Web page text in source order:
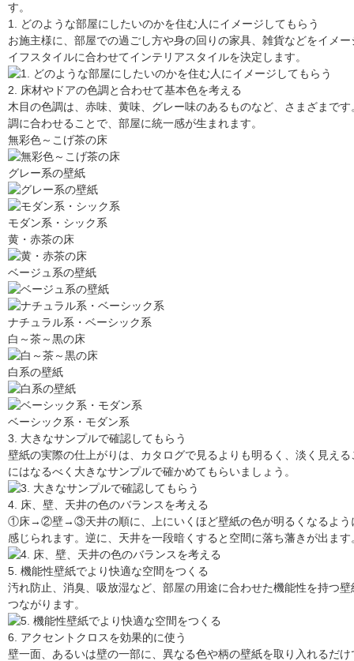
す。
1. どのような部屋にしたいのかを住む人にイメージしてもらう
お施主様に、部屋での過ごし方や身の回りの家具、雑貨などをイメ
イフスタイルに合わせてインテリアスタイルを決定します。
2. 床材やドアの色調と合わせて基本色を考える
木目の色調は、赤味、黄味、グレー味のあるものなど、さまざまで
調に合わせることで、部屋に統一感が生まれます。
無彩色～こげ茶の床
グレー系の壁紙
モダン系・シック系
黄・赤茶の床
ベージュ系の壁紙
ナチュラル系・ベーシック系
白～茶～黒の床
白系の壁紙
ベーシック系・モダン系
3. 大きなサンプルで確認してもらう
壁紙の実際の仕上がりは、カタログで見るよりも明るく、淡く見え
にはなるべく大きなサンプルで確かめてもらいましょう。
4. 床、壁、天井の色のバランスを考える
①床→②壁→③天井の順に、上にいくほど壁紙の色が明るくなるよう
感じられます。逆に、天井を一段暗くすると空間に落ち藩きが出ます
5. 機能性壁紙でより快適な空間をつくる
汚れ防止、消臭、吸放湿など、部屋の用途に合わせた機能性を持つ
つながります。
6. アクセントクロスを効果的に使う
壁一面、あるいは壁の一部に、異なる色や柄の壁紙を取り入れるだ